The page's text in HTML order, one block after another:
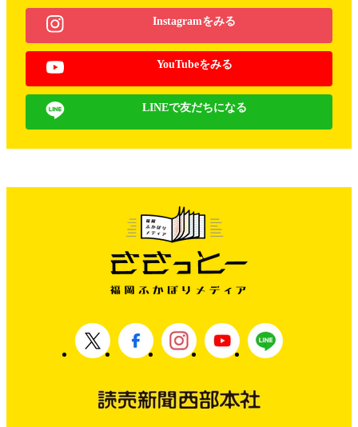
Instagramをみる
YouTubeをみる
LINEで友だちになる